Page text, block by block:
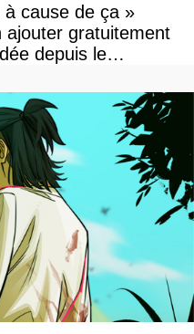
à cause de ça »
ajouter gratuitement
depuis le